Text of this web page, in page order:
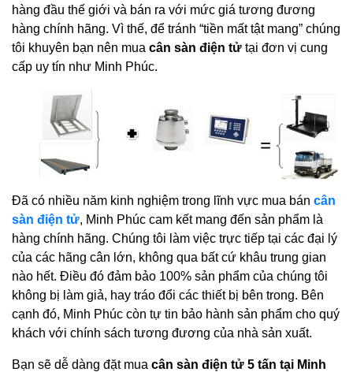
hàng đầu thế giới và bán ra với mức giá tương đương
hàng chính hãng. Vì thế, để tránh “tiền mất tật mang” chúng
tôi khuyên bạn nên mua cân sàn điện tử tại đơn vị cung
cấp uy tín như Minh Phúc.
Đã có nhiều năm kinh nghiệm trong lĩnh vực mua bán cân
sàn điện tử, Minh Phúc cam kết mang đến sản phẩm là
hàng chính hãng. Chúng tôi làm việc trực tiếp tại các đại lý
của các hãng cân lớn, không qua bất cứ khâu trung gian
nào hết. Điều đó đảm bảo 100% sản phẩm của chúng tôi
không bị làm giả, hay tráo đổi các thiết bị bên trong. Bên
cạnh đó, Minh Phúc còn tự tin bảo hành sản phẩm cho quý
khách với chính sách tương đương của nhà sản xuất.
Bạn sẽ dễ dàng đặt mua cân sàn điện tử 5 tấn tại Minh